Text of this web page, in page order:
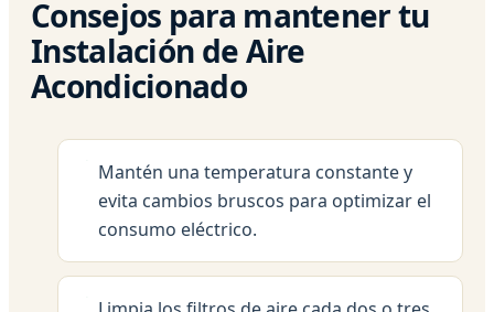
Consejos para mantener tu
Instalación de Aire
Acondicionado
Mantén una temperatura constante y
evita cambios bruscos para optimizar el
consumo eléctrico.